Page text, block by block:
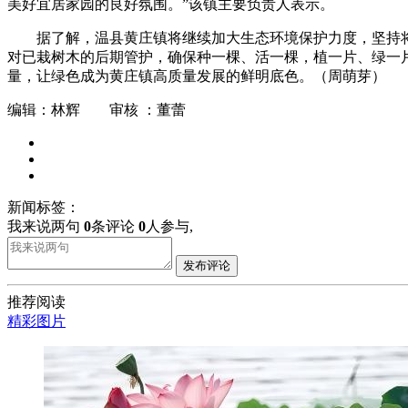
美好宜居家园的良好氛围。”该镇主要负责人表示。
据了解，温县黄庄镇将继续加大生态环境保护力度，坚
对已栽树木的后期管护，确保种一棵、活一棵，植一片、绿
量，让绿色成为黄庄镇高质量发展的鲜明底色。（周萌芽）
编辑：林辉 审核 ：董蕾
新闻标签：
我来说两句 0条评论 0人参与,
发布评论
推荐阅读